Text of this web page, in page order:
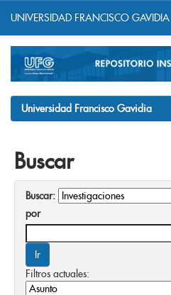
navigation
UNIVERSIDAD FRANCISCO GAVIDIA
Universidad Francisco Gavidia
Buscar
Buscar:
por
Filtros actuales: